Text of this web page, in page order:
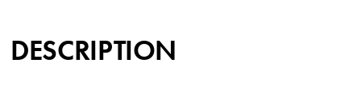
DESCRIPTION